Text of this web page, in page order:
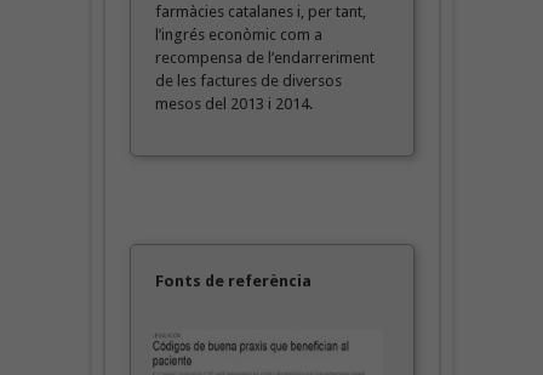
farmàcies catalanes i, per tant,
l’ingrés econòmic com a
recompensa de l’endarreriment
de les factures de diversos
mesos del 2013 i 2014.
Fonts de referència